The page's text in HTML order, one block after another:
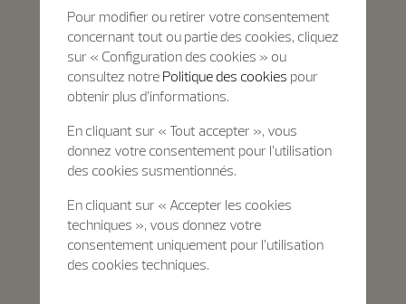
Pour modifier ou retirer votre consentement
concernant tout ou partie des cookies, cliquez
sur « Configuration des cookies » ou
consultez notre Politique des cookies pour
obtenir plus d’informations.
En cliquant sur « Tout accepter », vous
donnez votre consentement pour l’utilisation
des cookies susmentionnés.
En cliquant sur « Accepter les cookies
techniques », vous donnez votre
consentement uniquement pour l’utilisation
des cookies techniques.